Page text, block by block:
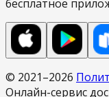
бесплатное
© 2021–2026
Онлайн-сервис